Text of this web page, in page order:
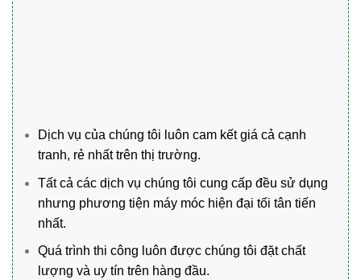
Dịch vụ của chúng tôi luôn cam kết giá cả cạnh
tranh, rẻ nhất trên thị trường.
Tất cả các dịch vụ chúng tôi cung cấp đều sử dụng
nhưng phương tiện máy móc hiện đại tối tân tiến
nhất.
Quá trình thi công luôn được chúng tôi đặt chất
lượng và uy tín trên hàng đầu.